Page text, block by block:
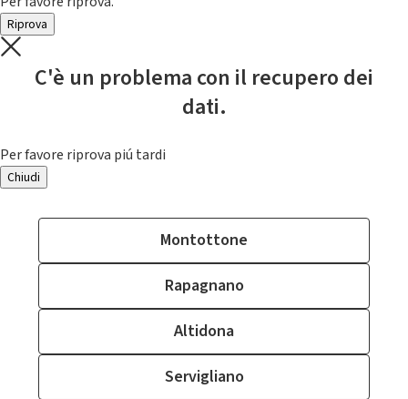
Riprova
C'è un problema con il recupero dei
dati.
Per favore riprova piú tardi
Chiudi
Montottone
Rapagnano
Altidona
Servigliano